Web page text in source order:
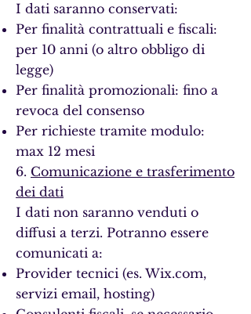
I dati saranno conservati:
Per finalità contrattuali e fiscali:
per 10 anni (o altro obbligo di
legge)
Per finalità promozionali: fino a
revoca del consenso
Per richieste tramite modulo:
max 12 mesi
6. Comunicazione e trasferimento
dei dati
I dati non saranno venduti o
diffusi a terzi. Potranno essere
comunicati a:
Provider tecnici (es. Wix.com,
servizi email, hosting)